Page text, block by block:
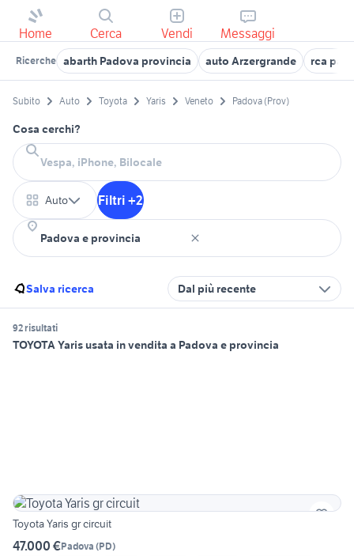
Home Cerca Vendi Messaggi
Ricerche abarth Padova provincia auto Arzergrande rca
Subito Auto Toyota Yaris Veneto Padova (Prov)
Cosa cerchi?
Auto Filtri +2
Salva ricerca Dal più recente
92 risultati
TOYOTA Yaris usata in vendita a Padova e provincia
Toyota Yaris gr circuit
47.000 €Padova (PD)